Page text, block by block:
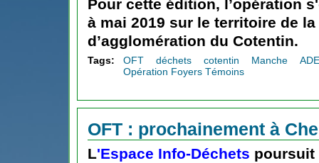
Pour cette édition, l’opération
à mai 2019 sur le territoire de
d’agglomération du Cotentin.
Tags: OFT déchets cotentin Manche
Opération Foyers Témoins
OFT : prochainement à
L'Espace Info-Déchets poursuit